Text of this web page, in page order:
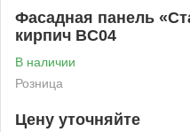
Фасадная панель
кирпич BC04
В наличии
Розница
Цену уточняйте